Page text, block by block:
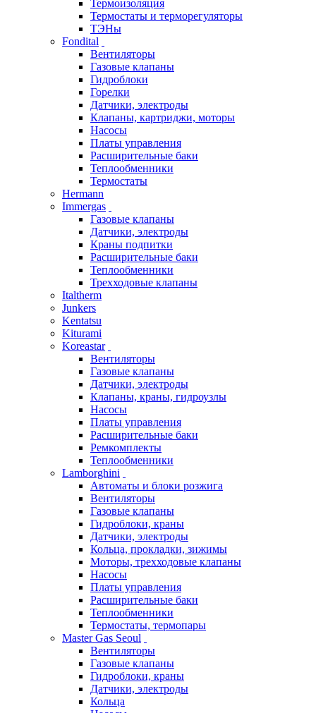
Термоизоляция
Термостаты и терморегуляторы
ТЭНы
Fondital
Вентиляторы
Газовые клапаны
Гидроблоки
Горелки
Датчики, электроды
Клапаны, картриджи, моторы
Насосы
Платы управления
Расширительные баки
Теплообменники
Термостаты
Hermann
Immergas
Газовые клапаны
Датчики, электроды
Краны подпитки
Расширительные баки
Теплообменники
Трехходовые клапаны
Italtherm
Junkers
Kentatsu
Kiturami
Koreastar
Вентиляторы
Газовые клапаны
Датчики, электроды
Клапаны, краны, гидроузлы
Насосы
Платы управления
Расширительные баки
Ремкомплекты
Теплообменники
Lamborghini
Автоматы и блоки розжига
Вентиляторы
Газовые клапаны
Гидроблоки, краны
Датчики, электроды
Кольца, прокладки, зижимы
Моторы, трехходовые клапаны
Насосы
Платы управления
Расширительные баки
Теплообменники
Термостаты, термопары
Master Gas Seoul
Вентиляторы
Газовые клапаны
Гидроблоки, краны
Датчики, электроды
Кольца